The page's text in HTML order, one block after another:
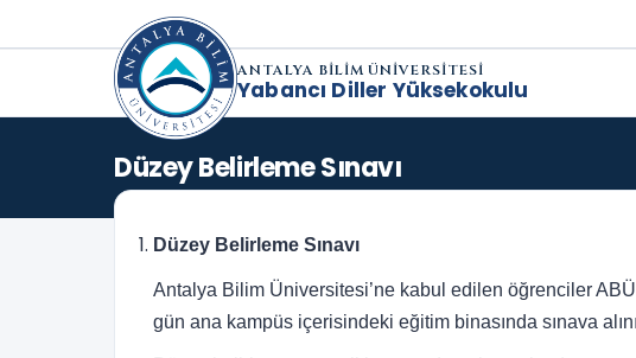
ANTALYA BİLİM ÜNİVERSİTESİ
Yabancı Diller Yüksekokulu
Düzey Belirleme Sınavı
Düzey Belirleme Sınavı
Antalya Bilim Üniversitesi’ne kabul edilen öğrenciler ABÜ
gün ana kampüs içerisindeki eğitim binasında sınava